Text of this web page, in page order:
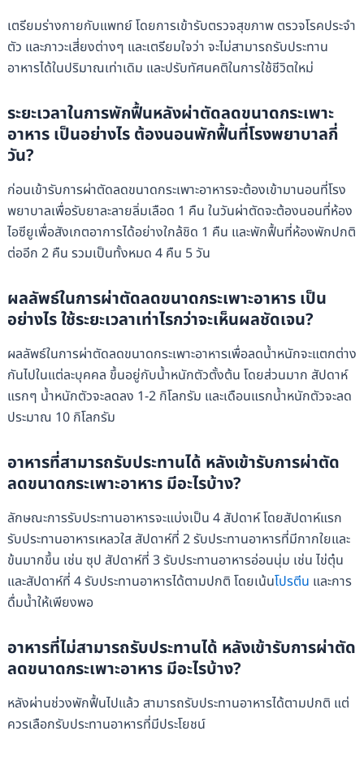
เตรียมร่างกายกับแพทย์ โดยการเข้ารับตรวจสุขภาพ ตรวจโรคประจำ
ตัว และภาวะเสี่ยงต่างๆ และเตรียมใจว่า จะไม่สามารถรับประทาน
อาหารได้ในปริมาณเท่าเดิม และปรับทัศนคติในการใช้ชีวิตใหม่
ระยะเวลาในการพักฟื้นหลังผ่าตัดลดขนาดกระเพาะ
อาหาร เป็นอย่างไร ต้องนอนพักฟื้นที่โรงพยาบาลกี่
วัน?
ก่อนเข้ารับการผ่าตัดลดขนาดกระเพาะอาหารจะต้องเข้ามานอนที่โรง
พยาบาลเพื่อรับยาละลายลิ่มเลือด 1 คืน ในวันผ่าตัดจะต้องนอนที่ห้อง
ไอซียูเพื่อสังเกตอาการได้อย่างใกล้ชิด 1 คืน และพักฟื้นที่ห้องพักปกติ
ต่ออีก 2 คืน รวมเป็นทั้งหมด 4 คืน 5 วัน
ผลลัพธ์ในการผ่าตัดลดขนาดกระเพาะอาหาร เป็น
อย่างไร ใช้ระยะเวลาเท่าไรกว่าจะเห็นผลชัดเจน?
ผลลัพธ์ในการผ่าตัดลดขนาดกระเพาะอาหารเพื่อลดน้ำหนักจะแตกต่าง
กันไปในแต่ละบุคคล ขึ้นอยู่กับน้ำหนักตัวตั้งต้น โดยส่วนมาก สัปดาห์
แรกๆ น้ำหนักตัวจะลดลง 1-2 กิโลกรัม และเดือนแรกน้ำหนักตัวจะลด
ประมาณ 10 กิโลกรัม
อาหารที่สามารถรับประทานได้ หลังเข้ารับการผ่าตัด
ลดขนาดกระเพาะอาหาร มีอะไรบ้าง?
ลักษณะการรับประทานอาหารจะแบ่งเป็น 4 สัปดาห์ โดยสัปดาห์แรก
รับประทานอาหารเหลวใส สัปดาห์ที่ 2 รับประทานอาหารที่มีกากใยและ
ข้นมากขึ้น เช่น ซุป สัปดาห์ที่ 3 รับประทานอาหารอ่อนนุ่ม เช่น ไข่ตุ๋น
และสัปดาห์ที่ 4 รับประทานอาหารได้ตามปกติ โดยเน้นโปรตีน และการ
ดื่มน้ำให้เพียงพอ
อาหารที่ไม่สามารถรับประทานได้ หลังเข้ารับการผ่าตัด
ลดขนาดกระเพาะอาหาร มีอะไรบ้าง?
หลังผ่านช่วงพักฟื้นไปแล้ว สามารถรับประทานอาหารได้ตามปกติ แต่
ควรเลือกรับประทานอาหารที่มีประโยชน์